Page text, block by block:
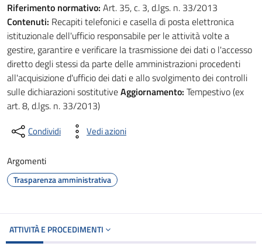
Riferimento normativo: Art. 35, c. 3, d.lgs. n. 33/2013
Contenuti: Recapiti telefonici e casella di posta elettronica
istituzionale dell'ufficio responsabile per le attività volte a
gestire, garantire e verificare la trasmissione dei dati o l'accesso
diretto degli stessi da parte delle amministrazioni procedenti
all'acquisizione d'ufficio dei dati e allo svolgimento dei controlli
sulle dichiarazioni sostitutiveAggiornamento: Tempestivo (ex
art. 8, d.lgs. n. 33/2013)
Condividi Vedi azioni
Argomenti
Trasparenza amministrativa
ATTIVITÀ E PROCEDIMENTI